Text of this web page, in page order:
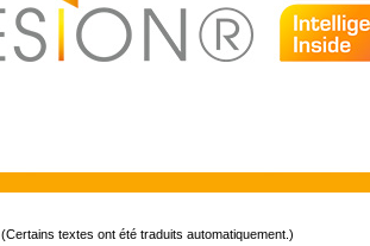
(Certains textes ont été traduits automatiquement.)